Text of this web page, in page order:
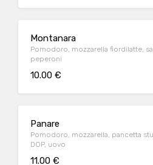
Montanara
Pomodoro, mozzarella fiordilatte,
peperoni
10.00 €
Panare
Pomodoro, mozzarella, pancetta
DOP, uovo
11.00 €